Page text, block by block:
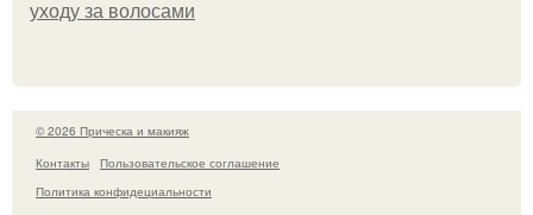
уходу за волосами
© 2026 Прическа и макияж
Контакты
Пользовательское соглашение
Политика конфидециальности